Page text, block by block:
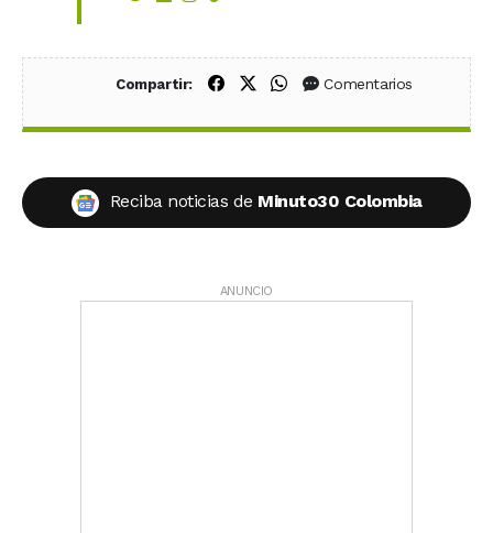
Compartir: Compartir en Facebook
Compartir en X (Twitter)
Compartir en WhatsApp
Comentarios
Reciba noticias de Minuto30 Colombia
ANUNCIO